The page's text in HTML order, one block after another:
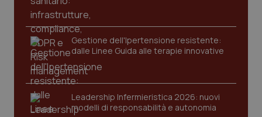
Gestione dell'Ipertensione resistente:
dalle Linee Guida alle terapie innovative
Leadership Infermieristica 2026: nuovi
modelli di responsabilità e autonomia